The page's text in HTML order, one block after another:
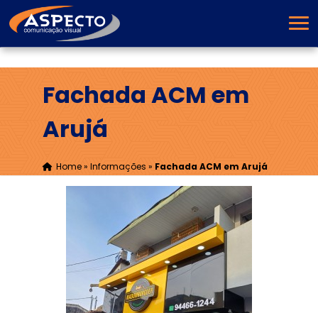
Fachada ACM em
Arujá
Home» Informações » Fachada ACM em Arujá